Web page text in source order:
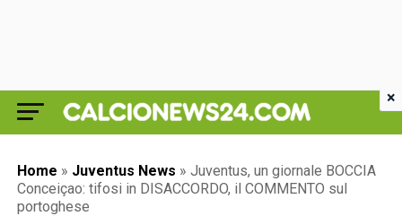
Home » Juventus News » Juventus, un giornale BOCCIA
Conceiçao: tifosi in DISACCORDO, il COMMENTO sul
portoghese
×